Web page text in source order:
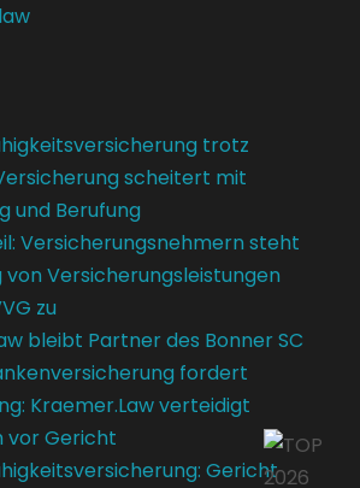
trotz
scheitert mit
und Berufung
Versicherungsnehmern steht
von Versicherungsleistungen
zu
bleibt Partner des Bonner SC
fordert
Kraemer.Law verteidigt
vor Gericht
Gericht